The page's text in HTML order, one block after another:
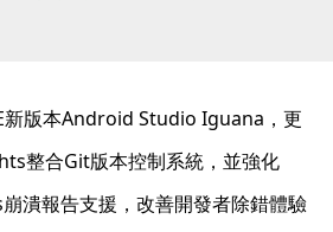
版本Android Studio Iguana，更
整合Git版本控制系統，並強化
潰報告支援，改善開發者除錯體驗